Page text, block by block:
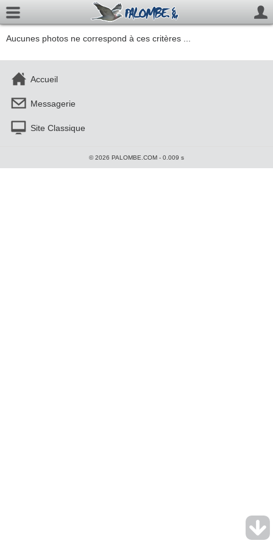
Aucunes photos ne correspond à ces critères ...
Accueil
Messagerie
Site Classique
© 2026 PALOMBE.COM - 0.009 s